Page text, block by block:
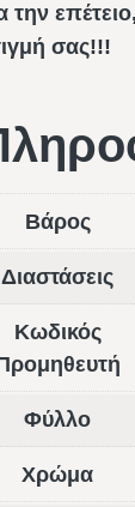
την
σας!!!
Βάρος
Διαστάσεις
Κωδικός
Φύλλο
Χρώμα